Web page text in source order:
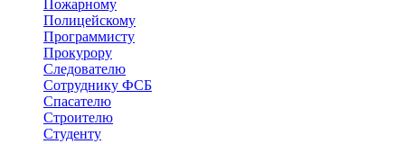
Пожарному
Полицейскому
Программисту
Прокурору
Следователю
Сотруднику ФСБ
Спасателю
Строителю
Студенту